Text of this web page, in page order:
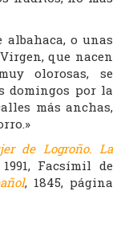
albahaca, o unas
que nacen
olorosas, se
domingos por la
más anchas,
de Logroño. La
Facsímil de
, 1845, página